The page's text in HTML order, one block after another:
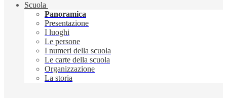
Scuola
Panoramica
Presentazione
I luoghi
Le persone
I numeri della scuola
Le carte della scuola
Organizzazione
La storia